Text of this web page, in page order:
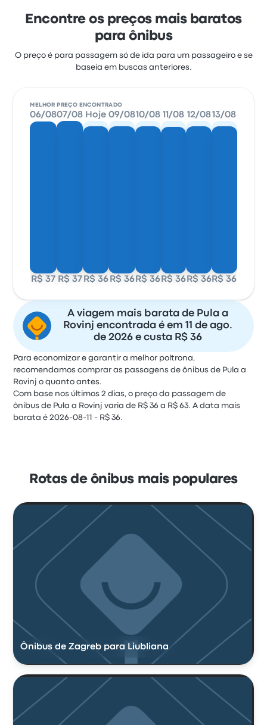
Encontre os preços mais baratos
para ônibus
O preço é para passagem só de ida para um passageiro e se
baseia em buscas anteriores.
MELHOR PREÇO ENCONTRADO
06/08
R$ 37
07/08
R$ 37
Hoje
R$ 36
09/08
R$ 36
10/08
R$ 36
11/08
R$ 36
12/08
R$ 36
13/08
R$ 36
A viagem mais barata de Pula a
Rovinj encontrada é em 11 de ago.
de 2026 e custa R$ 36
Para economizar e garantir a melhor poltrona,
recomendamos comprar as passagens de ônibus de Pula a
Rovinj o quanto antes.
Com base nos últimos 2 dias, o preço da passagem de
ônibus de Pula a Rovinj varia de R$ 36 a R$ 63. A data mais
barata é 2026-08-11 - R$ 36.
Rotas de ônibus mais populares
Ônibus de Zagreb para Liubliana